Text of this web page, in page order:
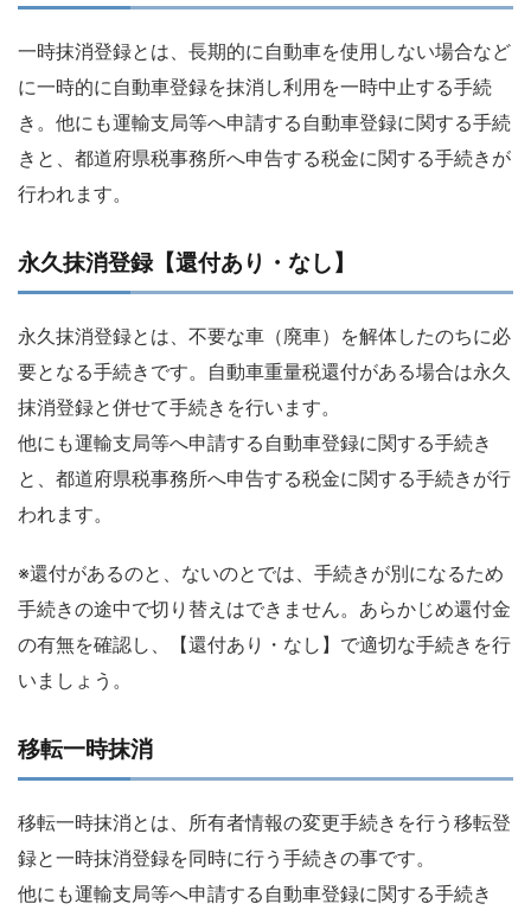
一時抹消登録とは、長期的に自動車を使用しない場合など
に一時的に自動車登録を抹消し利用を一時中止する手続
き。他にも運輸支局等へ申請する自動車登録に関する手続
きと、都道府県税事務所へ申告する税金に関する手続きが
行われます。
永久抹消登録【還付あり・なし】
永久抹消登録とは、不要な車（廃車）を解体したのちに必
要となる手続きです。自動車重量税還付がある場合は永久
抹消登録と併せて手続きを行います。
他にも運輸支局等へ申請する自動車登録に関する手続き
と、都道府県税事務所へ申告する税金に関する手続きが行
われます。
※還付があるのと、ないのとでは、手続きが別になるため
手続きの途中で切り替えはできません。あらかじめ還付金
の有無を確認し、【還付あり・なし】で適切な手続きを行
いましょう。
移転一時抹消
移転一時抹消とは、所有者情報の変更手続きを行う移転登
録と一時抹消登録を同時に行う手続きの事です。
他にも運輸支局等へ申請する自動車登録に関する手続き